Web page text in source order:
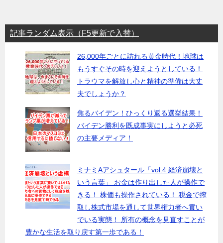
記事ランダム表示（F5更新で入替）
26,000年ごとに訪れる黄金時代！地球は
もうすぐその時を迎えようとしている！
トラウマを解放し心と精神の準備は大丈
夫でしょうか？
焦るバイデン！ひっくり返る選挙結果！
バイデン勝利を既成事実にしようと必死
の主要メディア！
ミナミAアシュタール「vol.4 経済崩壊と
いう言葉」 お金は作り出した人が操作で
きる！ 株価も操作されている！ 税金で搾
取し株式市場を通して世界権力者へ貢い
でいる実態！ 所有の概念を見直すことが
豊かな生活を取り戻す第一歩である！